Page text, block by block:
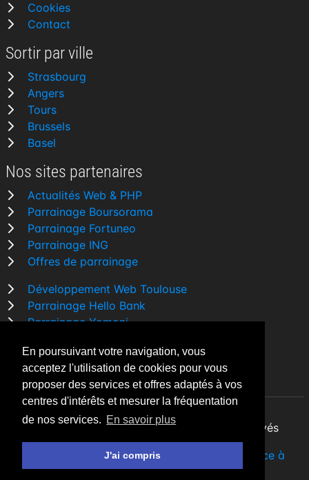
En poursuivant votre navigation, vous
acceptez l'utilisation de cookies pour vous
proposer des services et offres adaptés à vos
centres d'intérêts et mesurer la fréquentation
de nos services. En savoir plus
J'ai compris
Cookies
Contact
Sortir par ville
Strasbourg
Angers
Tours
Brussels
Basel
Nos sites partenaires
Actualités Web & PHP
Parrainage Boursorama
Parrainage Fortuneo
Parrainage ING
Offres de parrainage
Développement Web Toulouse
Parrainage Hello Bank
Parrainage Yomoni
Comparatif banque
By Night v5.7.3| © 2026 - Tous droits réservés
par undéveloppeur Web Freelance à
Toulouse